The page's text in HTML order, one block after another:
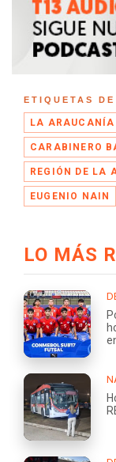
ETIQUETAS
LA ARAUCANÍA
CARABINERO
REGIÓN DE LA
EUGENIO NAIN
LO MÁS